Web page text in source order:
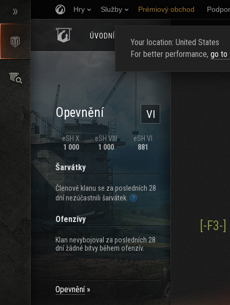
Hry Služby Prémiový obchod
ÚVODNÍ STRÁNKA
VI
Opevnění
eSH X
1 000
eSH VIII
1 000
eSH VI
881
Šarvátky
Členové klanu se za posledních 28
dní nezúčastnili šarvátek.
Ofenzívy
Klan nevybojoval za posledních 28
dní žádné bitvy během ofenzív.
Opevnění
[-F3-]
Your location: United States
For better performance, go to